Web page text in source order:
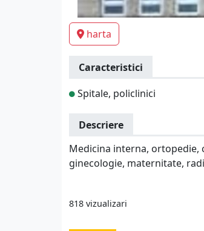
harta
Caracteristici
Spitale, policlinici
Descriere
Medicina interna,
ginecologie, maternitate,
818 vizualizari